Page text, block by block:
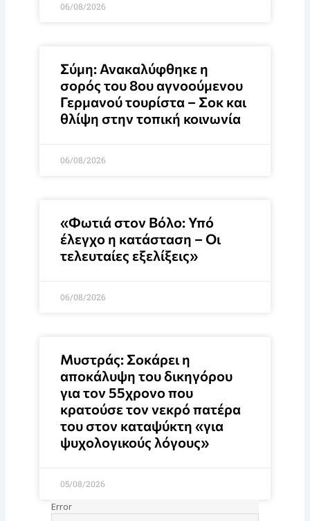
06/08/2026
Σύμη: Ανακαλύφθηκε η
σορός του 8ου αγνοούμενου
Γερμανού τουρίστα – Σοκ και
θλίψη στην τοπική κοινωνία
06/08/2026
«Φωτιά στον Βόλο: Υπό
έλεγχο η κατάσταση – Οι
τελευταίες εξελίξεις»
06/08/2026
Μυστράς: Σοκάρει η
αποκάλυψη του δικηγόρου
για τον 55χρονο που
κρατούσε τον νεκρό πατέρα
του στον καταψύκτη «για
ψυχολογικούς λόγους»
05/08/2026